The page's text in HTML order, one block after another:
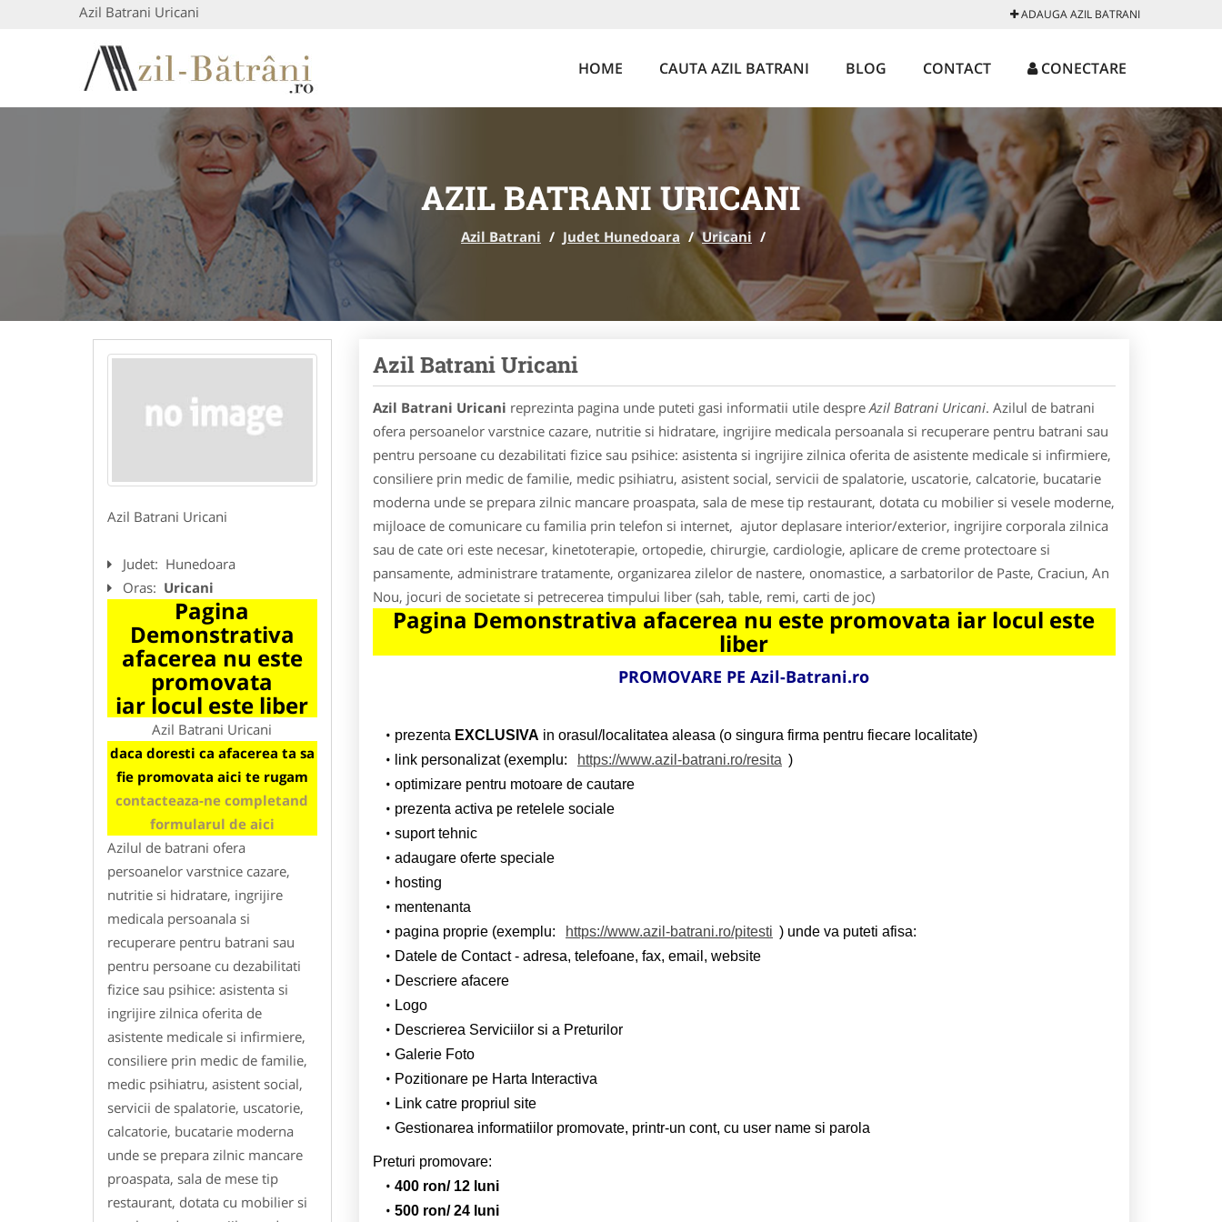
Azil Batrani Uricani ADAUGA AZIL BATRANI
HOME CAUTA AZIL BATRANI BLOG CONTACT CONECTARE
AZIL BATRANI URICANI
Azil Batrani / Judet Hunedoara / Uricani /
Azil Batrani Uricani
Judet: Hunedoara
Oras: Uricani
Pagina
Demonstrativa
afacerea nu este
promovata
iar locul este liber
Azil Batrani Uricani
daca doresti ca afacerea ta sa
fie promovata aici te rugam
contacteaza-ne completand
formularul de aici
Azilul de batrani ofera
persoanelor varstnice cazare,
nutritie si hidratare, ingrijire
medicala persoanala si
recuperare pentru batrani sau
pentru persoane cu dezabilitati
fizice sau psihice: asistenta si
ingrijire zilnica oferita de
asistente medicale si infirmiere,
consiliere prin medic de familie,
medic psihiatru, asistent social,
servicii de spalatorie, uscatorie,
calcatorie, bucatarie moderna
unde se prepara zilnic mancare
proaspata, sala de mese tip
restaurant, dotata cu mobilier si
Azil Batrani Uricani
Azil Batrani Uricani reprezinta pagina unde puteti gasi informatii utile despreAzil Batrani Uricani. Azilul de batrani
ofera persoanelor varstnice cazare, nutritie si hidratare, ingrijire medicala persoanala si recuperare pentru batrani sau
pentru persoane cu dezabilitati fizice sau psihice: asistenta si ingrijire zilnica oferita de asistente medicale si infirmiere,
consiliere prin medic de familie, medic psihiatru, asistent social, servicii de spalatorie, uscatorie, calcatorie, bucatarie
moderna unde se prepara zilnic mancare proaspata, sala de mese tip restaurant, dotata cu mobilier si vesele moderne,
mijloace de comunicare cu familia prin telefon si internet, ajutor deplasare interior/exterior, ingrijire corporala zilnica
sau de cate ori este necesar, kinetoterapie, ortopedie, chirurgie, cardiologie, aplicare de creme protectoare si
pansamente, administrare tratamente, organizarea zilelor de nastere, onomastice, a sarbatorilor de Paste, Craciun, An
Nou, jocuri de societate si petrecerea timpului liber (sah, table, remi, carti de joc)
Pagina Demonstrativa afacerea nu este promovata iar locul este
liber
PROMOVARE PE Azil-Batrani.ro
prezenta EXCLUSIVA in orasul/localitatea aleasa (o singura firma pentru fiecare localitate)
link personalizat (exemplu:
https://www.azil-batrani.ro/resita )
optimizare pentru motoare de cautare
prezenta activa pe retelele sociale
suport tehnic
adaugare oferte speciale
hosting
mentenanta
pagina proprie (exemplu:
https://www.azil-batrani.ro/pitesti ) unde va puteti afisa:
Datele de Contact - adresa, telefoane, fax, email, website
Descriere afacere
Logo
Descrierea Serviciilor si a Preturilor
Galerie Foto
Pozitionare pe Harta Interactiva
Link catre propriul site
Gestionarea informatiilor promovate, printr-un cont, cu user name si parola
Preturi promovare:
400 ron/ 12 luni
500 ron/ 24 luni